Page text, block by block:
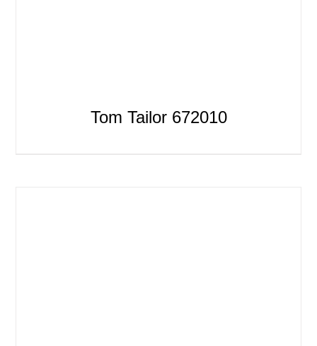
Tom Tailor 672010